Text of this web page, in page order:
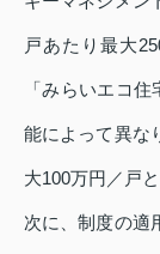
戸あたり最大
「みらいエコ
能によって異な
大100万円／戸
次に、制度の適